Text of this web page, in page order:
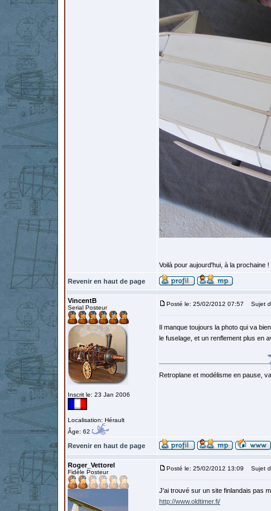
Voilà pour aujourd'hui, à la prochaine !
Revenir en haut de page
VincentB
Serial Posteur
Inscrit le: 23 Jan 2006
Localisation: Hérault
Âge: 62
Posté le: 25/02/2012 07:57 Sujet
Il manque toujours la photo qui va
le fuselage, et un renflement plus en
Retroplane et modélisme en pause,
Revenir en haut de page
Roger_Vettorel
Fidèle Posteur
Posté le: 25/02/2012 13:09 Sujet
J'ai trouvé sur un site finlandais pas
http://www.oldtimer.fi/